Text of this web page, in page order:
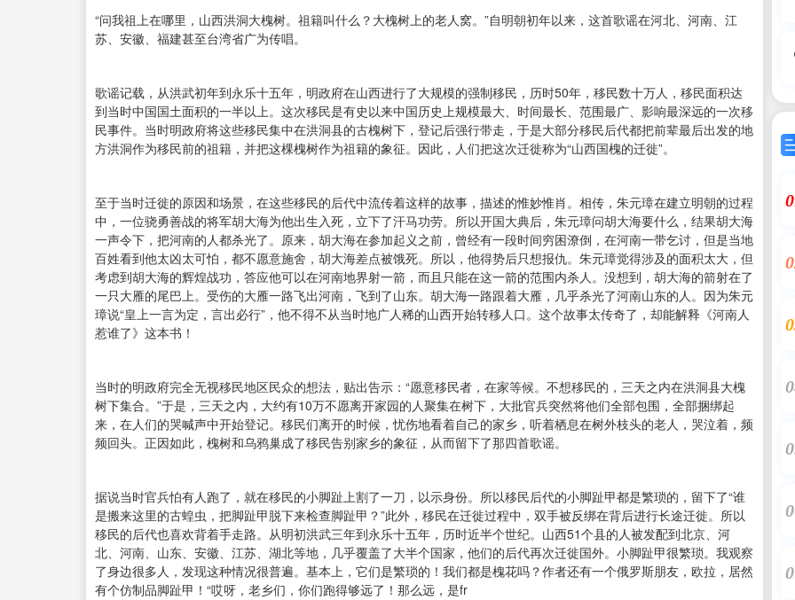
“问我祖上在哪里，山西洪洞大槐树。祖籍叫什么？大槐树上的老人窝。”自明朝初年以来，这首歌谣在河北、河南、江
苏、安徽、福建甚至台湾省广为传唱。
歌谣记载，从洪武初年到永乐十五年，明政府在山西进行了大规模的强制移民，历时50年，移民数十万人，移民面积达
到当时中国国土面积的一半以上。这次移民是有史以来中国历史上规模最大、时间最长、范围最广、影响最深远的一次移
民事件。当时明政府将这些移民集中在洪洞县的古槐树下，登记后强行带走，于是大部分移民后代都把前辈最后出发的地
方洪洞作为移民前的祖籍，并把这棵槐树作为祖籍的象征。因此，人们把这次迁徙称为“山西国槐的迁徙”。
至于当时迁徙的原因和场景，在这些移民的后代中流传着这样的故事，描述的惟妙惟肖。相传，朱元璋在建立明朝的过程
中，一位骁勇善战的将军胡大海为他出生入死，立下了汗马功劳。所以开国大典后，朱元璋问胡大海要什么，结果胡大海
一声令下，把河南的人都杀光了。原来，胡大海在参加起义之前，曾经有一段时间穷困潦倒，在河南一带乞讨，但是当地
百姓看到他太凶太可怕，都不愿意施舍，胡大海差点被饿死。所以，他得势后只想报仇。朱元璋觉得涉及的面积太大，但
考虑到胡大海的辉煌战功，答应他可以在河南地界射一箭，而且只能在这一箭的范围内杀人。没想到，胡大海的箭射在了
一只大雁的尾巴上。受伤的大雁一路飞出河南，飞到了山东。胡大海一路跟着大雁，几乎杀光了河南山东的人。因为朱元
璋说“皇上一言为定，言出必行”，他不得不从当时地广人稀的山西开始转移人口。这个故事太传奇了，却能解释《河南人
惹谁了》这本书！
当时的明政府完全无视移民地区民众的想法，贴出告示：“愿意移民者，在家等候。不想移民的，三天之内在洪洞县大槐
树下集合。”于是，三天之内，大约有10万不愿离开家园的人聚集在树下，大批官兵突然将他们全部包围，全部捆绑起
来，在人们的哭喊声中开始登记。移民们离开的时候，忧伤地看着自己的家乡，听着栖息在树外枝头的老人，哭泣着，频
频回头。正因如此，槐树和乌鸦巢成了移民告别家乡的象征，从而留下了那四首歌谣。
据说当时官兵怕有人跑了，就在移民的小脚趾上割了一刀，以示身份。所以移民后代的小脚趾甲都是繁琐的，留下了“谁
是搬来这里的古蝗虫，把脚趾甲脱下来检查脚趾甲？”此外，移民在迁徙过程中，双手被反绑在背后进行长途迁徙。所以
移民的后代也喜欢背着手走路。从明初洪武三年到永乐十五年，历时近半个世纪。山西51个县的人被发配到北京、河
北、河南、山东、安徽、江苏、湖北等地，几乎覆盖了大半个国家，他们的后代再次迁徙国外。小脚趾甲很繁琐。我观察
了身边很多人，发现这种情况很普遍。基本上，它们是繁琐的！我们都是槐花吗？作者还有一个俄罗斯朋友，欧拉，居然
有个仿制品脚趾甲！“哎呀，老乡们，你们跑得够远了！那么远，是fr